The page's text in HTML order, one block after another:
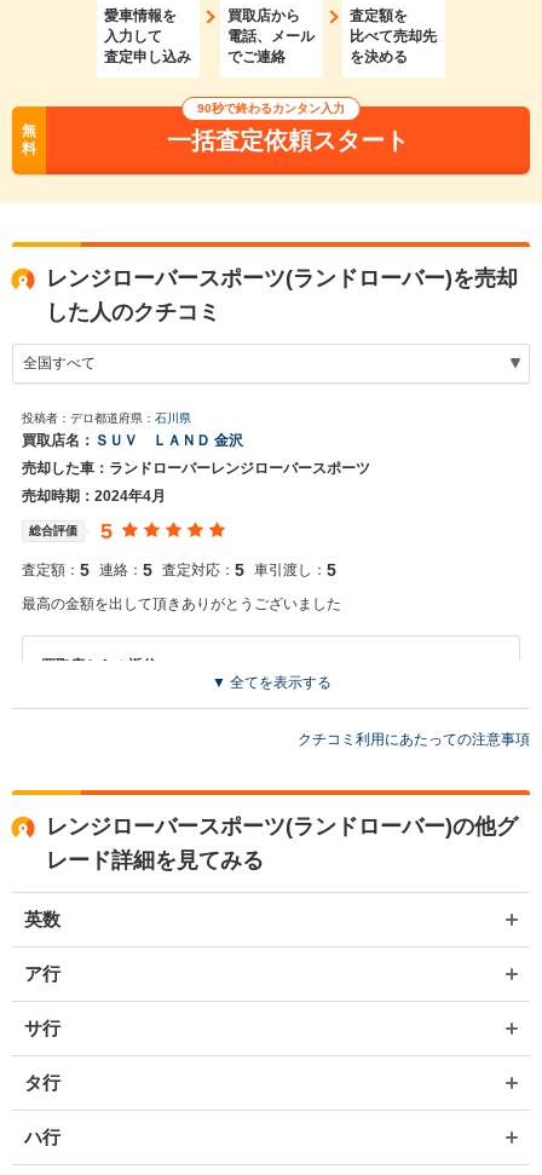
愛車情報を
入力して
査定申し込み
買取店から
電話、メール
でご連絡
査定額を
比べて売却先
を決める
無
料
90秒で終わるカンタン入力
一括査定依頼スタート
レンジローバースポーツ(ランドローバー)を売却
した人のクチコミ
投稿者：デロ都道府県： 石川県
買取店名： ＳＵＶ ＬＡＮＤ 金沢
売却した車：ランドローバーレンジローバースポーツ
売却時期：2024年4月
総合評価 5
査定額： 5 連絡： 5 査定対応： 5 車引渡し： 5
最高の金額を出して頂きありがとうございました
買取店からの返信
お世話になっております。 株式会社ネクステージでございます。 この
た。 今後もご満足いただけるよう精進してまいります。 スタッフ一
▼ 全てを表示する
クチコミ利用にあたっての注意事項
レンジローバースポーツ(ランドローバー)の他グ
レード詳細を見てみる
英数
ア行
サ行
タ行
ハ行